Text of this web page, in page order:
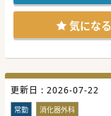
#秋入職可
気になる
更新日 : 2026-07-22
常勤 消化器外科